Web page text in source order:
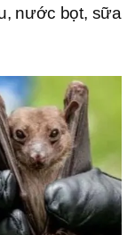
nước bọt, sữa